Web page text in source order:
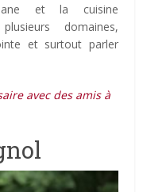
et la cuisine
domaines,
et surtout parler
avec des amis à